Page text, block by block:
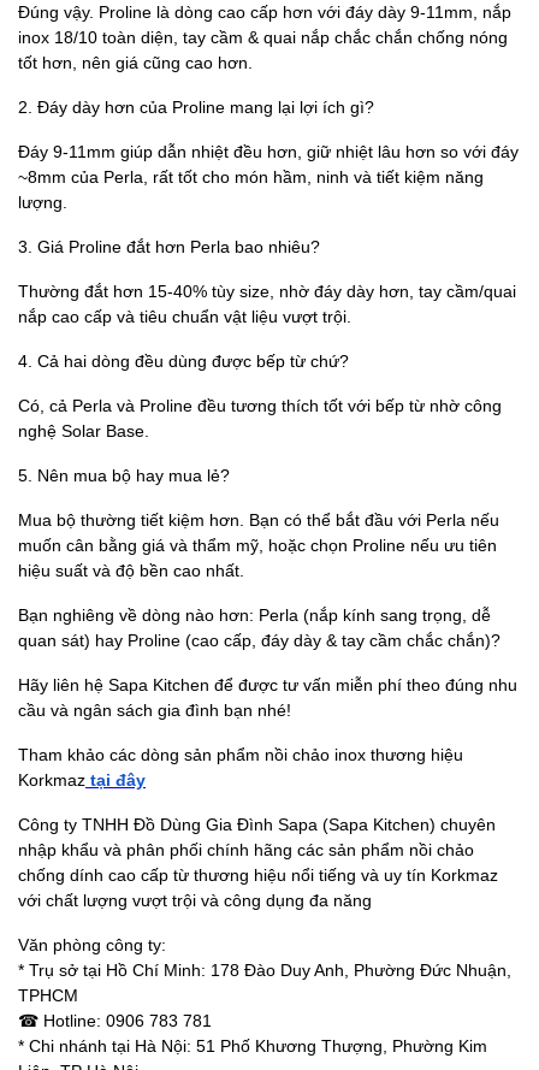
Đúng vậy. Proline là dòng cao cấp hơn với đáy dày 9-11mm, nắp
inox 18/10 toàn diện, tay cầm & quai nắp chắc chắn chống nóng
tốt hơn, nên giá cũng cao hơn.
2. Đáy dày hơn của Proline mang lại lợi ích gì?
Đáy 9-11mm giúp dẫn nhiệt đều hơn, giữ nhiệt lâu hơn so với đáy
~8mm của Perla, rất tốt cho món hầm, ninh và tiết kiệm năng
lượng.
3. Giá Proline đắt hơn Perla bao nhiêu?
Thường đắt hơn 15-40% tùy size, nhờ đáy dày hơn, tay cầm/quai
nắp cao cấp và tiêu chuẩn vật liệu vượt trội.
4. Cả hai dòng đều dùng được bếp từ chứ?
Có, cả Perla và Proline đều tương thích tốt với bếp từ nhờ công
nghệ Solar Base.
5. Nên mua bộ hay mua lẻ?
Mua bộ thường tiết kiệm hơn. Bạn có thể bắt đầu với Perla nếu
muốn cân bằng giá và thẩm mỹ, hoặc chọn Proline nếu ưu tiên
hiệu suất và độ bền cao nhất.
Bạn nghiêng về dòng nào hơn: Perla (nắp kính sang trọng, dễ
quan sát) hay Proline (cao cấp, đáy dày & tay cầm chắc chắn)?
Hãy liên hệ Sapa Kitchen để được tư vấn miễn phí theo đúng nhu
cầu và ngân sách gia đình bạn nhé!
Tham khảo các dòng sản phẩm nồi chảo inox thương hiệu
Korkmaz tại đây
Công ty TNHH Đồ Dùng Gia Đình Sapa (Sapa Kitchen) chuyên
nhập khẩu và phân phối chính hãng các sản phẩm nồi chảo
chống dính cao cấp từ thương hiệu nổi tiếng và uy tín Korkmaz
với chất lượng vượt trội và công dụng đa năng
Văn phòng công ty:
* Trụ sở tại Hồ Chí Minh: 178 Đào Duy Anh, Phường Đức Nhuận,
TPHCM
☎ Hotline: 0906 783 781
* Chi nhánh tại Hà Nội: 51 Phố Khương Thượng, Phường Kim